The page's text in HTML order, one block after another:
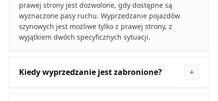
prawej strony jest dozwolone, gdy dostępne są
wyznaczone pasy ruchu. Wyprzedzanie pojazdów
szynowych jest możliwe tylko z prawej strony, z
wyjątkiem dwóch specyficznych sytuacji.
Kiedy wyprzedzanie jest zabronione?